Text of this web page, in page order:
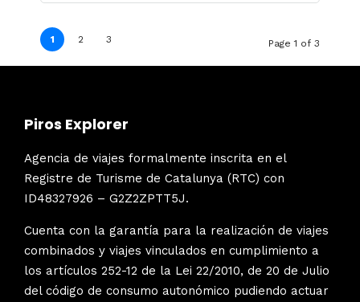
1 2 3 Page 1 of 3
Piros Explorer
Agencia de viajes formalmente inscrita en el
Registre de Turisme de Catalunya (RTC) con
ID48327926 – G2Z2ZPTT5J.
Cuenta con la garantía para la realización de viajes
combinados y viajes vinculados en cumplimiento a
los artículos 252-12 de la Lei 22/2010, de 20 de Julio
del código de consumo autonómico pudiendo actuar